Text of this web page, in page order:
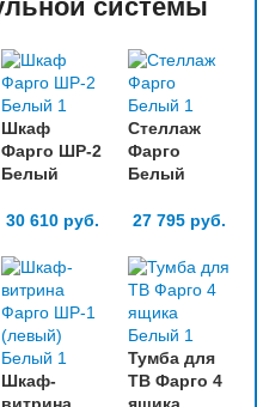
системы
Шкаф
Фарго ШР-2
Белый
30 610 руб.
Стеллаж
Фарго
Белый
27 795 руб.
Шкаф-
Тумба для
ТВ Фарго 4